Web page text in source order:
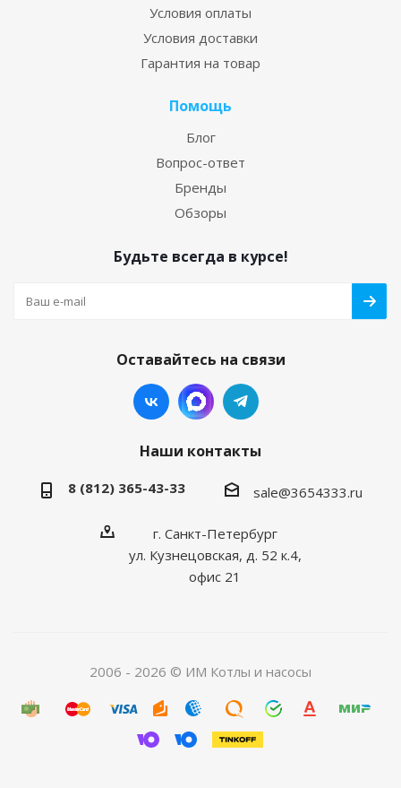
Условия оплаты
Условия доставки
Гарантия на товар
Помощь
Блог
Вопрос-ответ
Бренды
Обзоры
Будьте всегда в курсе!
Оставайтесь на связи
Наши контакты
8 (812) 365-43-33 sale@3654333.ru
г. Санкт-Петербург
ул. Кузнецовская, д. 52 к.4,
офис 21
2006 - 2026 © ИМ Котлы и насосы